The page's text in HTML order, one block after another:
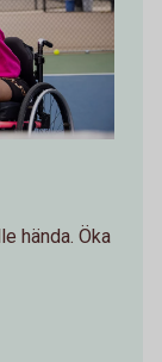
hända. Öka